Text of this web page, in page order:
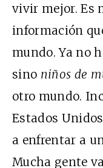
vivir mejor. Es
información
mundo. Ya no
sino niños de
otro mundo.
Estados
a enfrentar a
Mucha gente